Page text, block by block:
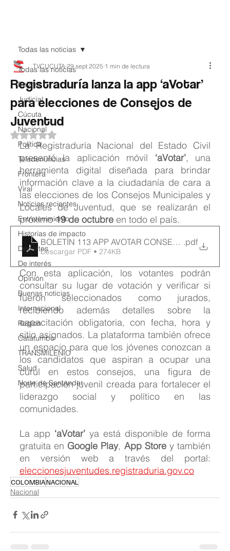
Todas las noticias
EnVivo
Judicial
Cúcuta
Nacional
Política
Teledenuncias
Frontera
Viral
Noticias recientes
Entretenimiento
Historias de impacto
Deportes
De interés
Opinión
Buenas noticias
Internacional
Region
Catatumbo
TRANSMILENIO
Salud
Norte de Santander
Todas las noticias
Registraduría lanza la app ‘aVotar’
para elecciones de Consejos de
Juventud
TVCUCUTA 29 sept 2025 1 min de lectura
Obtuvo NaN de 5 estrellas.
La Registraduría Nacional del Estado Civil
presentó la aplicación móvil ‘aVotar’, una
herramienta digital diseñada para brindar
información clave a la ciudadanía de cara a
las elecciones de los Consejos Municipales y
Locales de Juventud, que se realizarán el
próximo 19 de octubre en todo el país.
BOLETÍN 113 APP AVOTAR CONSEJOS DE
.pdf
Descargar PDF • 274KB
Con esta aplicación, los votantes podrán
consultar su lugar de votación y verificar si
fueron seleccionados como jurados,
recibiendo además detalles sobre la
capacitación obligatoria, con fecha, hora y
sitio asignados. La plataforma también ofrece
un espacio para que los jóvenes conozcan a
los candidatos que aspiran a ocupar una
curul en estos consejos, una figura de
participación juvenil creada para fortalecer el
liderazgo social y político en las
comunidades.
La app ‘aVotar’ ya está disponible de forma
gratuita en Google Play, App Store y también
eleccionesjuventudes.registraduria.gov.co
COLOMBIANACIONAL
Nacional